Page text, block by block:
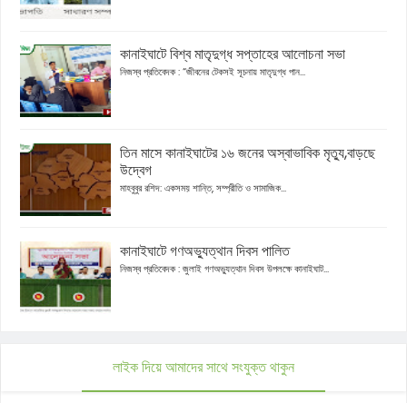
কানাইঘাটে বিশ্ব মাতৃদুগ্ধ সপ্তাহের আলোচনা সভা
নিজস্ব প্রতিবেদক : “জীবনের টেকসই সূচনায় মাতৃদুগ্ধ পান...
তিন মাসে কানাইঘাটের ১৬ জনের অস্বাভাবিক মৃত্যু,বাড়ছে
উদ্বেগ
মাহবুবুর রশিদ: একসময় শান্তি, সম্প্রীতি ও সামাজিক...
কানাইঘাটে গণঅভ্যুত্থান দিবস পালিত
নিজস্ব প্রতিবেদক : জুলাই গণঅভ্যুত্থান দিবস উপলক্ষে কানাইঘাট...
লাইক দিয়ে আমাদের সাথে সংযুক্ত থাকুন